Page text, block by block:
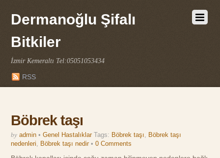
Dermanoğlu Şifalı
Bitkiler
İzmir Kemeraltı Tel:05051053434
RSS
Böbrek taşı
by admin • Genel Hastalıklar Tags: Böbrek taşı, Böbrek taşı
nedenleri, Böbrek taşı nedir •0 Comments